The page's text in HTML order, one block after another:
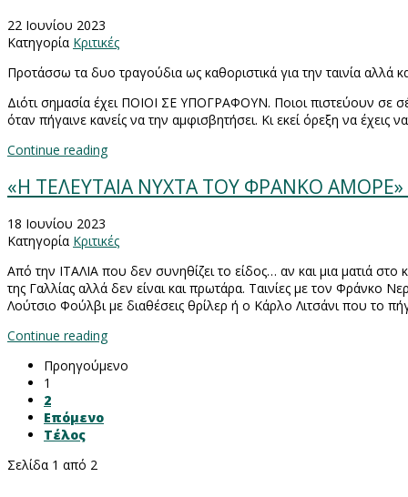
22 Ιουνίου 2023
Κατηγορία Κριτικές
Προτάσσω τα δυο τραγούδια ως καθοριστικά για την ταινία
Διότι σημασία έχει ΠΟΙΟΙ ΣΕ ΥΠΟΓΡΑΦΟΥΝ. Ποιοι πιστεύουν σε
όταν πήγαινε κανείς να την αμφισβητήσει. Κι εκεί όρεξη να έχεις
Continue reading
«Η ΤΕΛΕΥΤΑΙΑ ΝΥΧΤΑ ΤΟΥ ΦΡΑΝΚΟ
18 Ιουνίου 2023
Κατηγορία Κριτικές
Από την ΙΤΑΛΙΑ που δεν συνηθίζει το είδος… αν και μια ματιά
της Γαλλίας αλλά δεν είναι και πρωτάρα. Ταινίες με τον
Λούτσιο Φούλβι με διαθέσεις θρίλερ ή ο Κάρλο Λιτσάνι που το
Continue reading
Προηγούμενο
1
2
Επόμενο
Τέλος
Σελίδα 1 από 2